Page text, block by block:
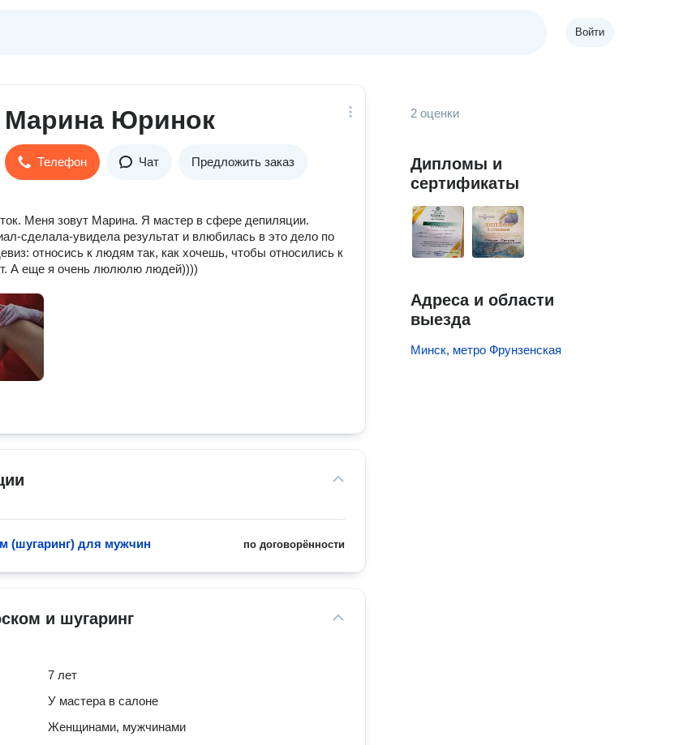
Войти
Марина Юринок
Телефон Чат Предложить заказ
Меня зовут Марина. Я мастер в сфере депиляции.
сделала-увидела результат и влюбилась в это дело по
относись к людям так, как хочешь, чтобы относились к
А еще я очень люлюлю людей))))
по договорённости
(шугаринг) для мужчин
и шугаринг
7 лет
У мастера в салоне
Женщинами, мужчинами
2 оценки
Дипломы и
сертификаты
Адреса и области
выезда
Минск, метро Фрунзенская